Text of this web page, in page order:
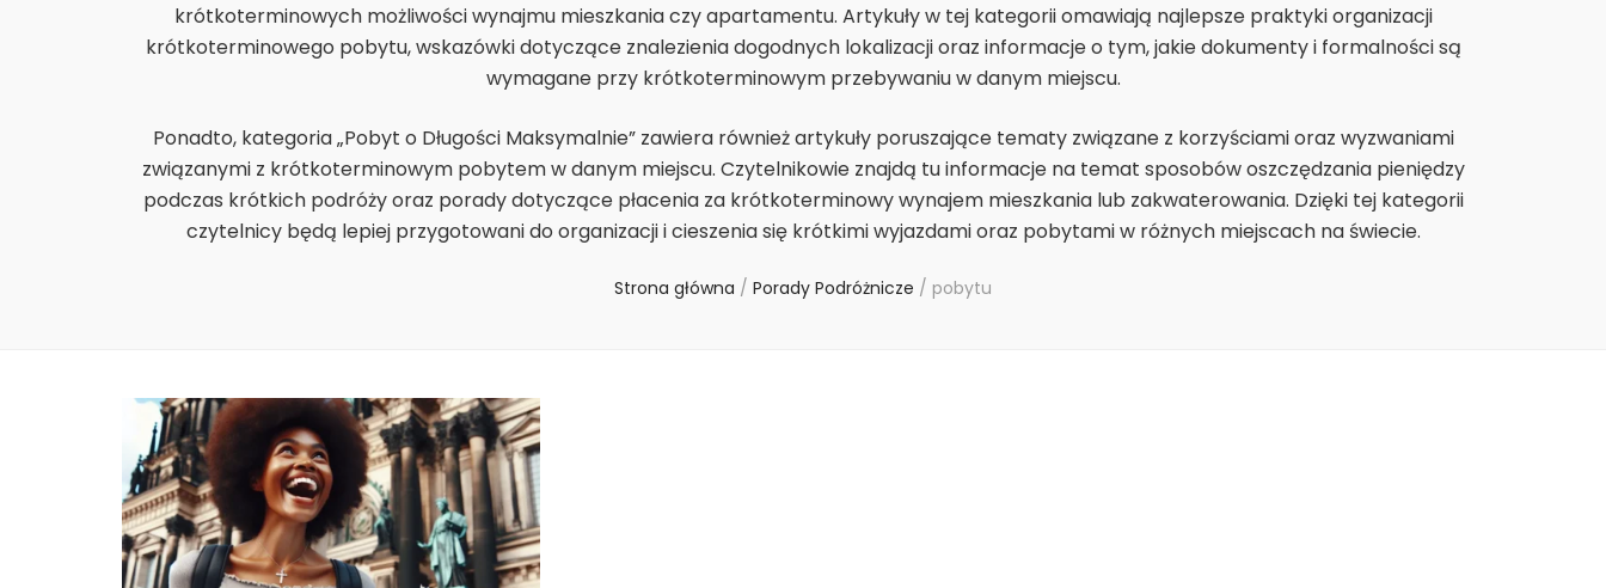
krótkoterminowych możliwości wynajmu mieszkania czy apartamentu. Artykuły w tej kategorii omawiają najlepsze praktyki organizacji
krótkoterminowego pobytu, wskazówki dotyczące znalezienia dogodnych lokalizacji oraz informacje o tym, jakie dokumenty i formalności są
wymagane przy krótkoterminowym przebywaniu w danym miejscu.
Ponadto, kategoria „Pobyt o Długości Maksymalnie” zawiera również artykuły poruszające tematy związane z korzyściami oraz wyzwaniami
związanymi z krótkoterminowym pobytem w danym miejscu. Czytelnikowie znajdą tu informacje na temat sposobów oszczędzania pieniędzy
podczas krótkich podróży oraz porady dotyczące płacenia za krótkoterminowy wynajem mieszkania lub zakwaterowania. Dzięki tej kategorii
czytelnicy będą lepiej przygotowani do organizacji i cieszenia się krótkimi wyjazdami oraz pobytami w różnych miejscach na świecie.
Strona główna / Porady Podróżnicze / pobytu